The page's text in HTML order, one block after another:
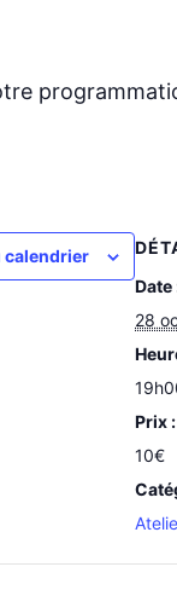
calendrier
Date
28
Prix :
10€